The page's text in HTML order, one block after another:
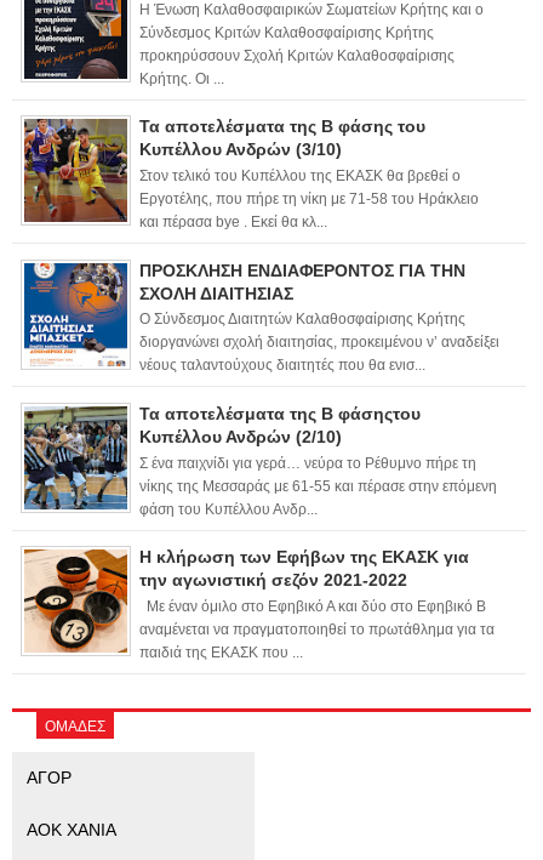
Η Ένωση Καλαθοσφαιρικών Σωματείων Κρήτης και ο
Σύνδεσμος Κριτών Καλαθοσφαίρισης Κρήτης
προκηρύσσουν Σχολή Κριτών Καλαθοσφαίρισης
Κρήτης. Οι ...
Τα αποτελέσματα της Β φάσης του
Κυπέλλου Ανδρών (3/10)
Στον τελικό του Κυπέλλου της ΕΚΑΣΚ θα βρεθεί ο
Εργοτέλης, που πήρε τη νίκη με 71-58 του Ηράκλειο
και πέρασα bye . Εκεί θα κλ...
ΠΡΟΣΚΛΗΣΗ ΕΝΔΙΑΦΕΡΟΝΤΟΣ ΓΙΑ ΤΗΝ
ΣΧΟΛΗ ΔΙΑΙΤΗΣΙΑΣ
Ο Σύνδεσμος Διαιτητών Καλαθοσφαίρισης Κρήτης
διοργανώνει σχολή διαιτησίας, προκειμένου ν’ αναδείξει
νέους ταλαντούχους διαιτητές που θα ενισ...
Τα αποτελέσματα της Β φάσηςτου
Κυπέλλου Ανδρών (2/10)
Σ ένα παιχνίδι για γερά… νεύρα το Ρέθυμνο πήρε τη
νίκης της Μεσσαράς με 61-55 και πέρασε στην επόμενη
φάση του Κυπέλλου Ανδρ...
Η κλήρωση των Εφήβων της ΕΚΑΣΚ για
την αγωνιστική σεζόν 2021-2022
Με έναν όμιλο στο Εφηβικό Α και δύο στο Εφηβικό Β
αναμένεται να πραγματοποιηθεί το πρωτάθλημα για τα
παιδιά της ΕΚΑΣΚ που ...
ΟΜΑΔΕΣ
ΑΓΟΡ
ΑΟΚ ΧΑΝΙΑ